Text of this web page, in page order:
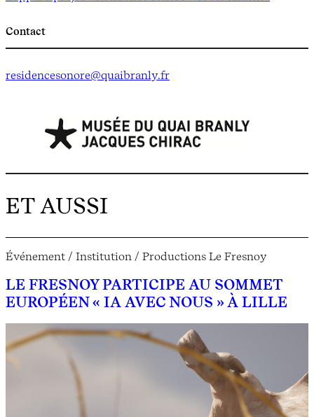
Contact
residencesonore@quaibranly.fr
ET AUSSI
Événement / Institution / Productions Le Fresnoy
LE FRESNOY PARTICIPE AU SOMMET
EUROPÉEN « IA AVEC NOUS » À LILLE